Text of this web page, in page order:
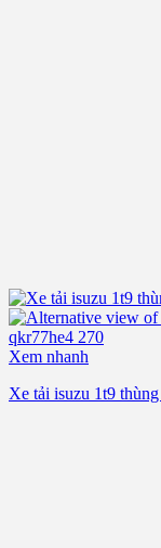
Xem nhanh
Xe tải isuzu 1t9